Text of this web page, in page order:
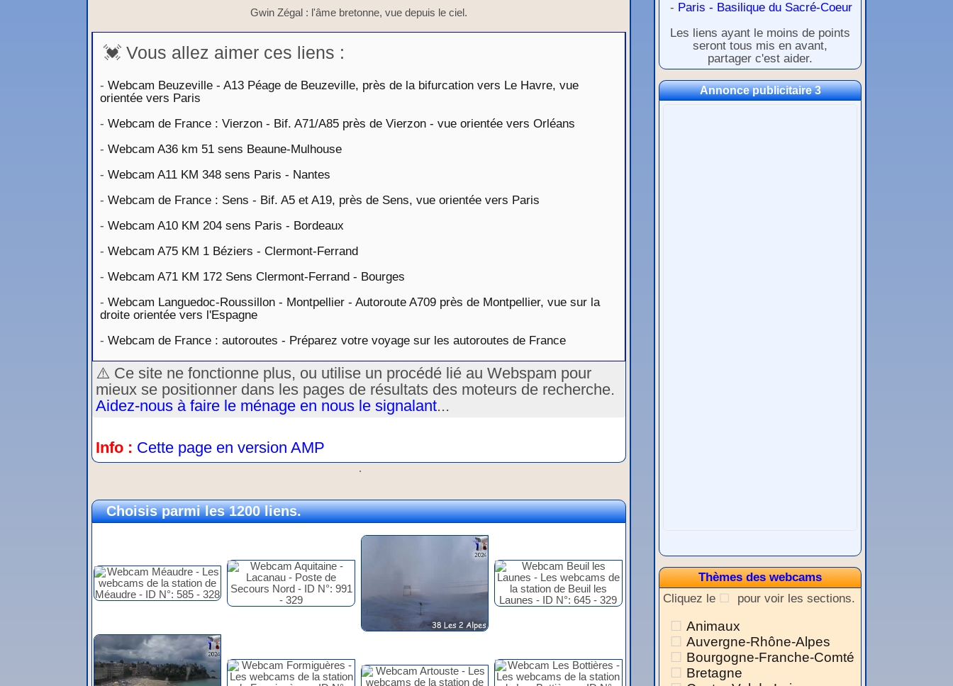
Gwin Zégal : l'âme bretonne, vue depuis le ciel.
💓 Vous allez aimer ces liens :
- Webcam Beuzeville - A13 Péage de Beuzeville, près de la bifurcation vers Le Havre, vue
orientée vers Paris
- Webcam de France : Vierzon - Bif. A71/A85 près de Vierzon - vue orientée vers Orléans
- Webcam A36 km 51 sens Beaune-Mulhouse
- Webcam A11 KM 348 sens Paris - Nantes
- Webcam de France : Sens - Bif. A5 et A19, près de Sens, vue orientée vers Paris
- Webcam A10 KM 204 sens Paris - Bordeaux
- Webcam A75 KM 1 Béziers - Clermont-Ferrand
- Webcam A71 KM 172 Sens Clermont-Ferrand - Bourges
- Webcam Languedoc-Roussillon - Montpellier - Autoroute A709 près de Montpellier, vue sur la
droite orientée vers l'Espagne
- Webcam de France : autoroutes - Préparez votre voyage sur les autoroutes de France
⚠️ Ce site ne fonctionne plus, ou utilise un procédé lié au Webspam pour
mieux se positionner dans les pages de résultats des moteurs de recherche.
Aidez-nous à faire le ménage en nous le signalant...
Info : Cette page en version AMP
.
Choisis parmi les 1200 liens.
- Paris - Basilique du Sacré-Coeur
Les liens ayant le moins de points
seront tous mis en avant,
partager c'est aider.
Annonce publicitaire 3
Thèmes des webcams
Cliquez le
pour voir les sections.
Animaux
Auvergne-Rhône-Alpes
Bourgogne-Franche-Comté
Bretagne